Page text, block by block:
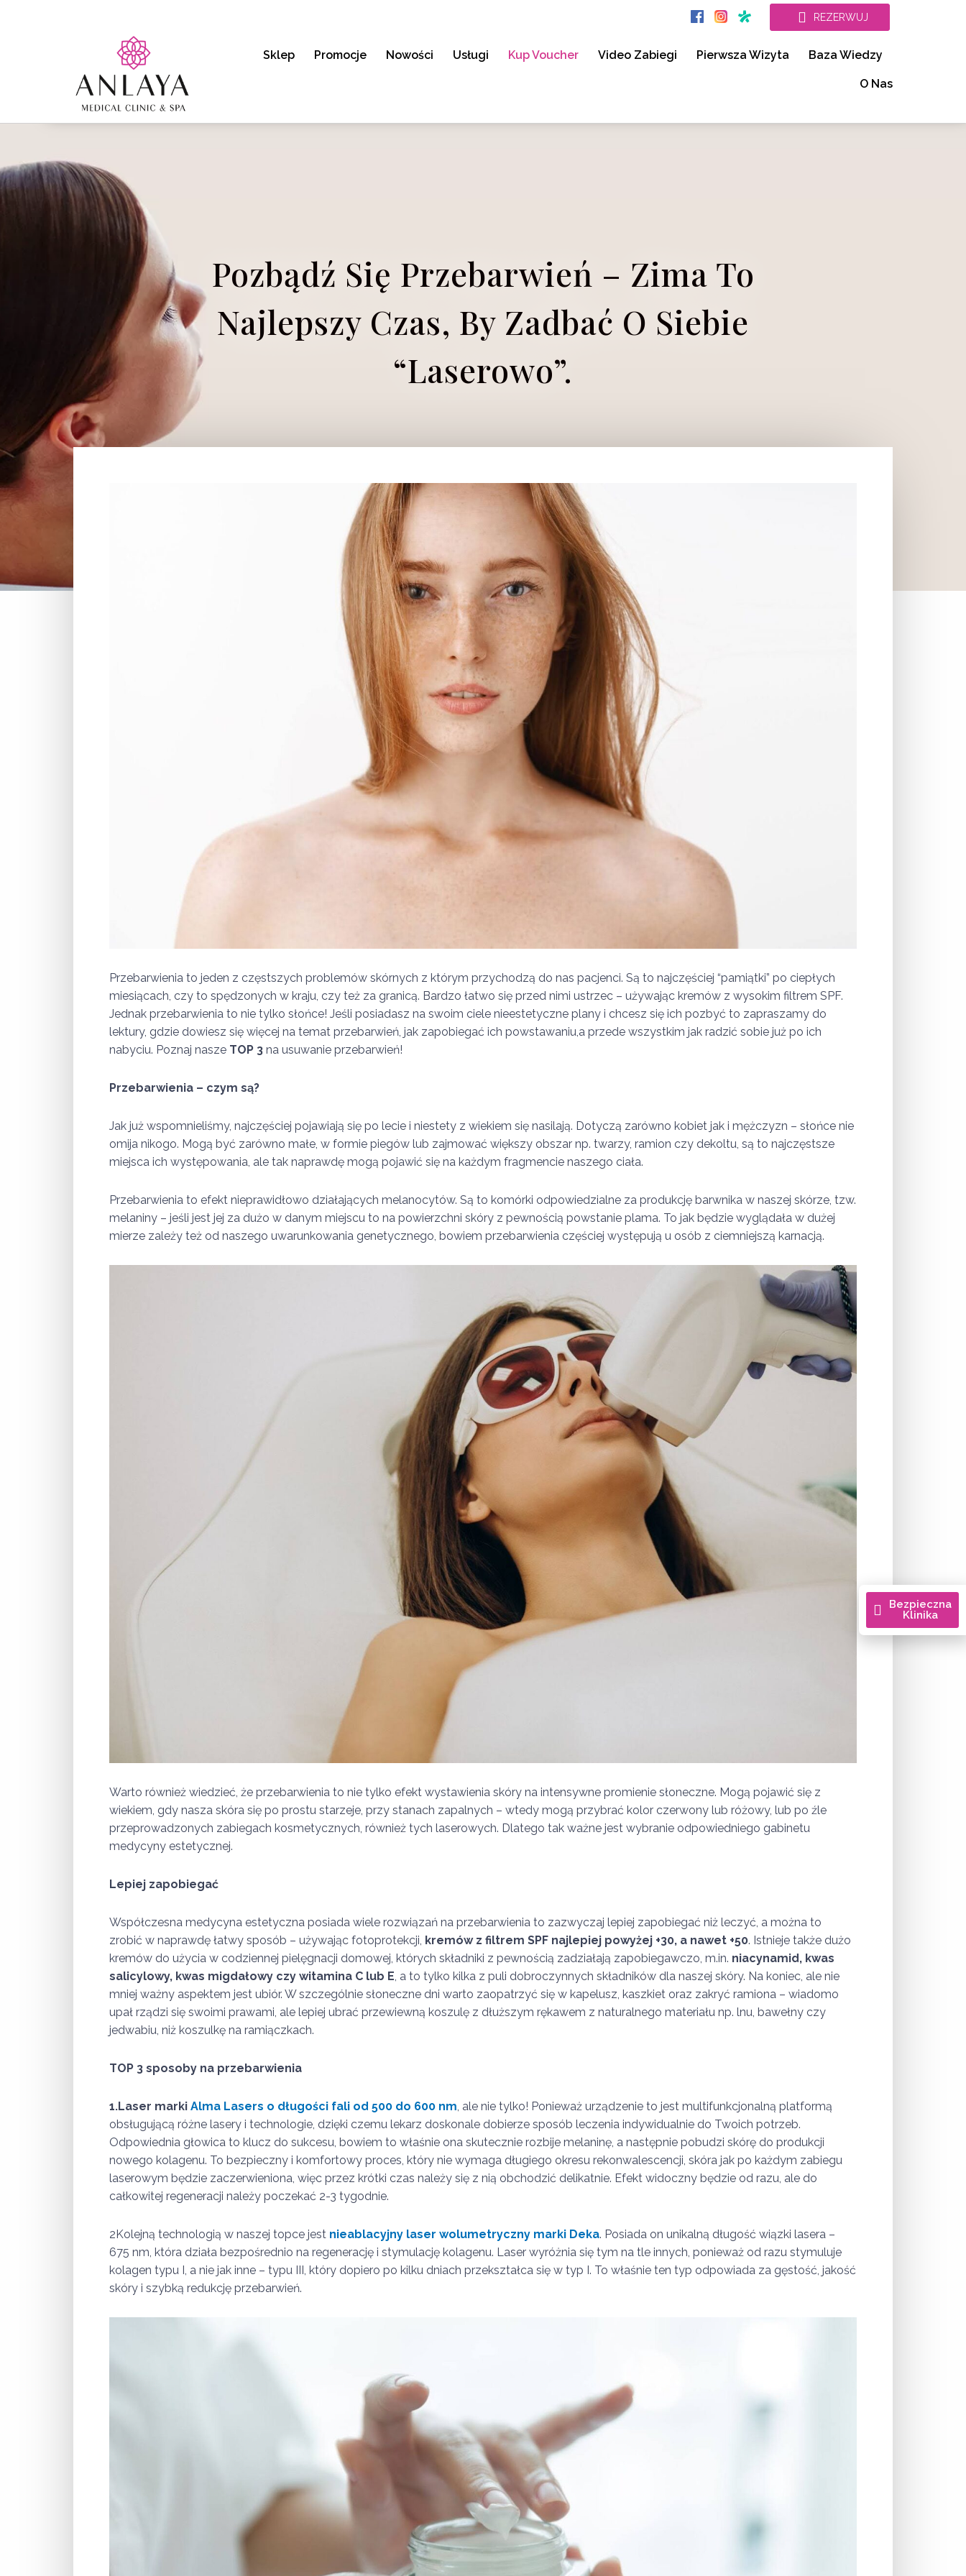
REZERWUJ
Sklep Promocje Nowości Usługi Kup Voucher Video Zabiegi Pierwsza Wizyta Baza Wiedzy
O Nas
Pozbądź Się Przebarwień – Zima To
Najlepszy Czas, By Zadbać O Siebie
“laserowo”.
Przebarwienia to jeden z częstszych problemów skórnych z którym przychodzą do nas pacjenci. Są to najczęściej “pamiątki” po ciepłych
miesiącach, czy to spędzonych w kraju, czy też za granicą. Bardzo łatwo się przed nimi ustrzec – używając kremów z wysokim filtrem SPF.
Jednak przebarwienia to nie tylko słońce! Jeśli posiadasz na swoim ciele nieestetyczne plany i chcesz się ich pozbyć to zapraszamy do
lektury, gdzie dowiesz się więcej na temat przebarwień, jak zapobiegać ich powstawaniu,a przede wszystkim jak radzić sobie już po ich
nabyciu. Poznaj nasze TOP 3 na usuwanie przebarwień!
Przebarwienia – czym są?
Jak już wspomnieliśmy, najczęściej pojawiają się po lecie i niestety z wiekiem się nasilają. Dotyczą zarówno kobiet jak i mężczyzn – słońce nie
omija nikogo. Mogą być zarówno małe, w formie piegów lub zajmować większy obszar np. twarzy, ramion czy dekoltu, są to najczęstsze
miejsca ich występowania, ale tak naprawdę mogą pojawić się na każdym fragmencie naszego ciała.
Przebarwienia to efekt nieprawidłowo działających melanocytów. Są to komórki odpowiedzialne za produkcję barwnika w naszej skórze, tzw.
melaniny – jeśli jest jej za dużo w danym miejscu to na powierzchni skóry z pewnością powstanie plama. To jak będzie wyglądała w dużej
mierze zależy też od naszego uwarunkowania genetycznego, bowiem przebarwienia częściej występują u osób z ciemniejszą karnacją.
Warto również wiedzieć, że przebarwienia to nie tylko efekt wystawienia skóry na intensywne promienie słoneczne. Mogą pojawić się z
wiekiem, gdy nasza skóra się po prostu starzeje, przy stanach zapalnych – wtedy mogą przybrać kolor czerwony lub różowy, lub po źle
przeprowadzonych zabiegach kosmetycznych, również tych laserowych. Dlatego tak ważne jest wybranie odpowiedniego gabinetu
medycyny estetycznej.
Lepiej zapobiegać
Współczesna medycyna estetyczna posiada wiele rozwiązań na przebarwienia to zazwyczaj lepiej zapobiegać niż leczyć, a można to
zrobić w naprawdę łatwy sposób – używając fotoprotekcji, kremów z filtrem SPF najlepiej powyżej +30, a nawet +50. Istnieje także dużo
kremów do użycia w codziennej pielęgnacji domowej, których składniki z pewnością zadziałają zapobiegawczo, m.in. niacynamid, kwas
salicylowy, kwas migdałowy czy witamina C lub E, a to tylko kilka z puli dobroczynnych składników dla naszej skóry. Na koniec, ale nie
mniej ważny aspektem jest ubiór. W szczególnie słoneczne dni warto zaopatrzyć się w kapelusz, kaszkiet oraz zakryć ramiona – wiadomo
upał rządzi się swoimi prawami, ale lepiej ubrać przewiewną koszulę z dłuższym rękawem z naturalnego materiału np. lnu, bawełny czy
jedwabiu, niż koszulkę na ramiączkach.
TOP 3 sposoby na przebarwienia
1.Laser marki Alma Lasers o długości fali od 500 do 600 nm, ale nie tylko! Ponieważ urządzenie to jest multifunkcjonalną platformą
obsługującą różne lasery i technologie, dzięki czemu lekarz doskonale dobierze sposób leczenia indywidualnie do Twoich potrzeb.
Odpowiednia głowica to klucz do sukcesu, bowiem to właśnie ona skutecznie rozbije melaninę, a następnie pobudzi skórę do produkcji
nowego kolagenu. To bezpieczny i komfortowy proces, który nie wymaga długiego okresu rekonwalescencji, skóra jak po każdym zabiegu
laserowym będzie zaczerwieniona, więc przez krótki czas należy się z nią obchodzić delikatnie. Efekt widoczny będzie od razu, ale do
całkowitej regeneracji należy poczekać 2-3 tygodnie.
2Kolejną technologią w naszej topce jest nieablacyjny laser wolumetryczny marki Deka. Posiada on unikalną długość wiązki lasera –
675 nm, która działa bezpośrednio na regenerację i stymulację kolagenu. Laser wyróżnia się tym na tle innych, ponieważ od razu stymuluje
kolagen typu I, a nie jak inne – typu III, który dopiero po kilku dniach przekształca się w typ I. To właśnie ten typ odpowiada za gęstość, jakość
skóry i szybką redukcję przebarwień.
Bezpieczna
Klinika